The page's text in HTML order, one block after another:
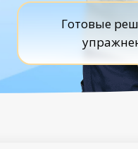
Готовые